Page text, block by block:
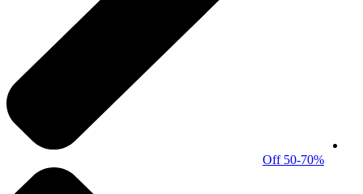
50-70% Off